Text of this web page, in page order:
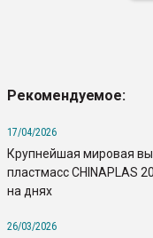
Рекомендуемое:
17/04/2026
Крупнейшая мировая
пластмасс CHINAPLAS
на днях
26/03/2026